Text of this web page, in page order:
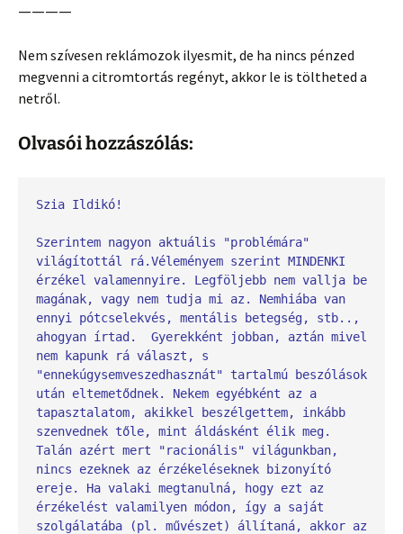
————
Nem szívesen reklámozok ilyesmit, de ha nincs pénzed
megvenni a citromtortás regényt, akkor le is töltheted a
netről.
Olvasói hozzászólás:
Szia Ildikó!
Szerintem nagyon aktuális "problémára"
világítottál rá.Véleményem szerint MINDENKI
érzékel valamennyire. Legföljebb nem vallja be
magának, vagy nem tudja mi az. Nemhiába van
ennyi pótcselekvés, mentális betegség, stb..,
ahogyan írtad.  Gyerekként jobban, aztán mivel
nem kapunk rá választ, s
"ennekúgysemveszedhasznát" tartalmú beszólások
után eltemetődnek. Nekem egyébként az a
tapasztalatom, akikkel beszélgettem, inkább
szenvednek tőle, mint áldásként élik meg.
Talán azért mert "racionális" világunkban,
nincs ezeknek az érzékeléseknek bizonyító
ereje. Ha valaki megtanulná, hogy ezt az
érzékelést valamilyen módon, így a saját
szolgálatába (pl. művészet) állítaná, akkor az